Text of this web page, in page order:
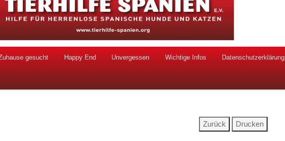
gesucht Happy End Unvergessen Wichtige Infos Datenschutzerklärung